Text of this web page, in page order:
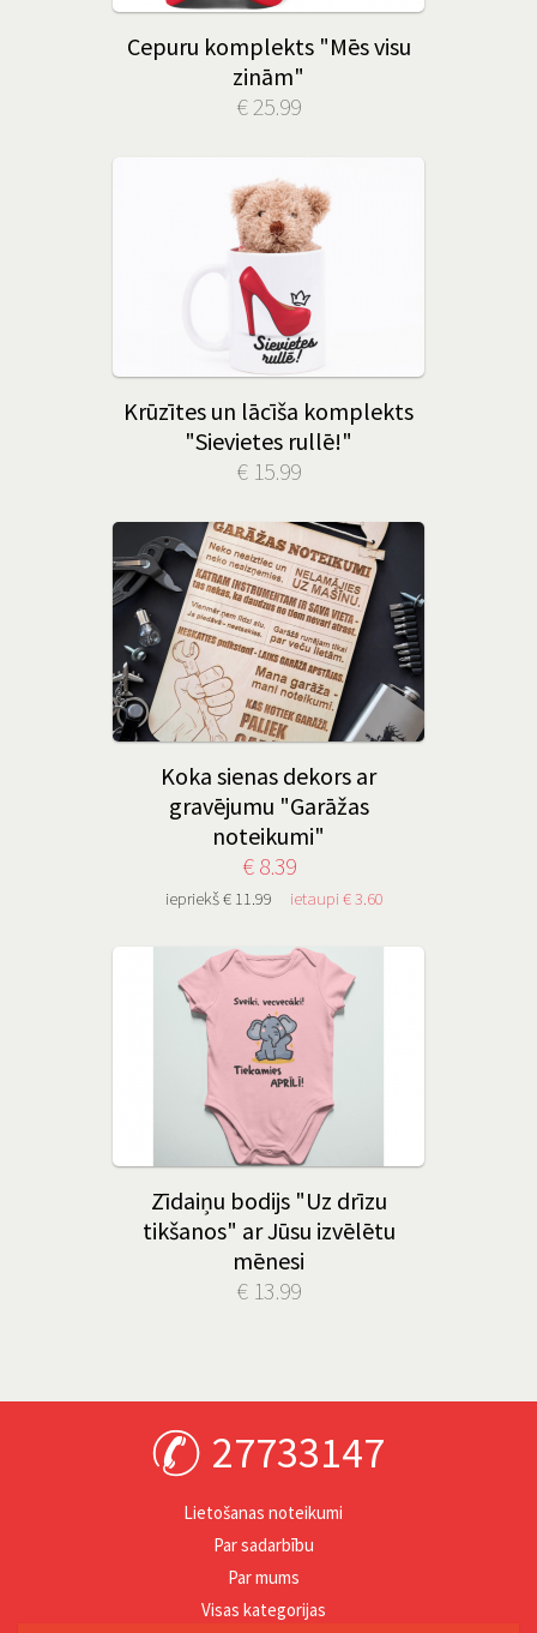
Cepuru komplekts "Mēs visu
zinām"
€ 25.99
Krūzītes un lācīša komplekts
"Sievietes rullē!"
€ 15.99
Koka sienas dekors ar
gravējumu "Garāžas
noteikumi"
€ 8.39
iepriekš € 11.99 ietaupi € 3.60
Zīdaiņu bodijs "Uz drīzu
tikšanos" ar Jūsu izvēlētu
mēnesi
€ 13.99
27733147
Lietošanas noteikumi
Par sadarbību
Par mums
Visas kategorijas